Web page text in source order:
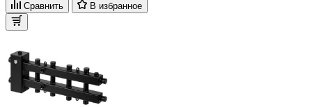
Сравнить В избранное